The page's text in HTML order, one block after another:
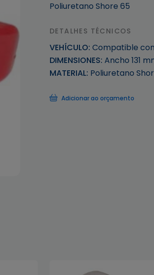
Poliuretano Shore 65
DETALHES TÉCNICOS
VEHÍCULO: Compatible con
DIMENSIONES: Ancho 131
MATERIAL: Poliuretano
Adicionar ao orçamento